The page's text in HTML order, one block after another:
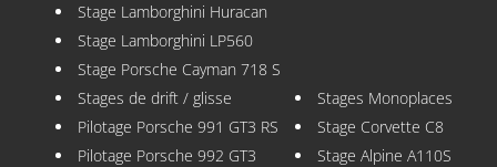
Stage Lamborghini Huracan
Stage Lamborghini LP560
Stage Porsche Cayman 718 S
Stages de drift / glisse
Pilotage Porsche 991 GT3 RS
Pilotage Porsche 992 GT3
Stages Monoplaces
Stage Corvette C8
Stage Alpine A110S